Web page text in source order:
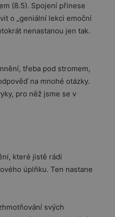
(8.5). Spojení přinese
o „geniální lekci emoční
nenastanou jen tak.
třeba pod stromem,
na mnohé otázky.
pro něž jsme se v
které jistě rádi
úplňku. Ten nastane
svých